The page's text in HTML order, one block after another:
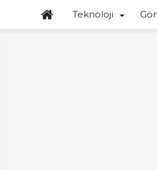
Teknoloji